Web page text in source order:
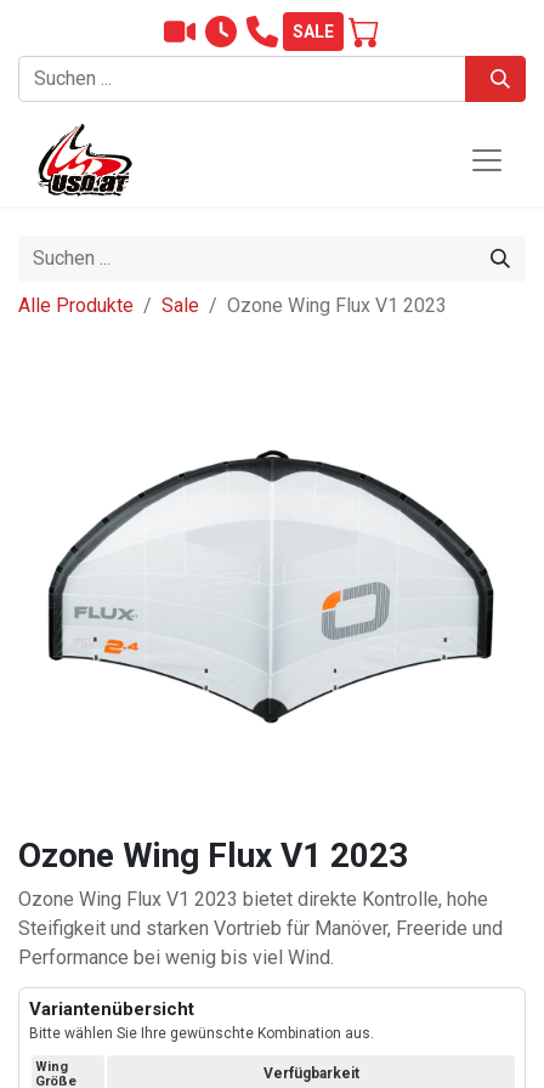
SALE
Alle Produkte Sale Ozone Wing Flux V1 2023
Ozone Wing Flux V1 2023
Ozone Wing Flux V1 2023 bietet direkte Kontrolle, hohe
Steifigkeit und starken Vortrieb für Manöver, Freeride und
Performance bei wenig bis viel Wind.
Variantenübersicht
Bitte wählen Sie Ihre gewünschte Kombination aus.
Wing
Größe
Verfügbarkeit